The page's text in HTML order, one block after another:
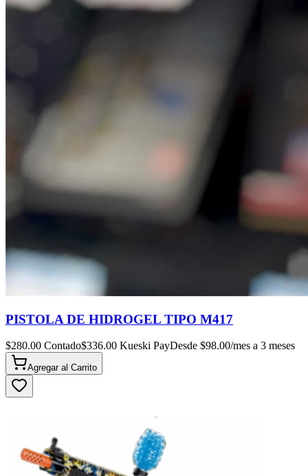
PISTOLA DE HIDROGEL TIPO M417
$280.00 Contado$336.00 Kueski PayDesde $98.00/mes a 3 meses
Agregar al Carrito